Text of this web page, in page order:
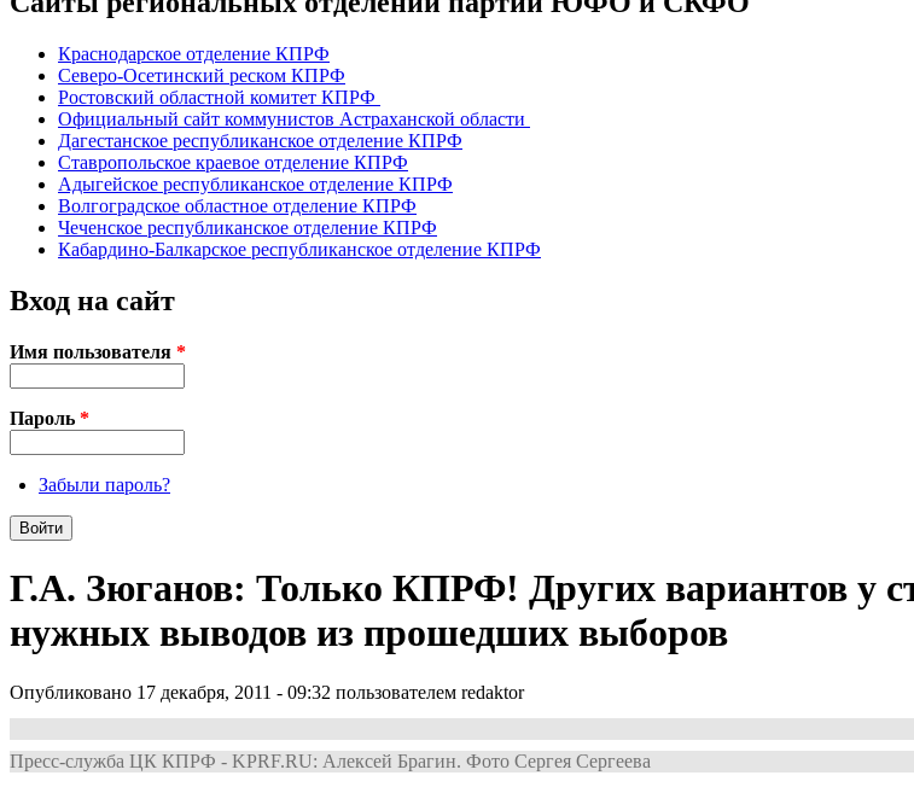
Краснодарское отделение КПРФ
Северо-Осетинский реском КПРФ
Ростовский областной комитет КПРФ
Официальный сайт коммунистов Астраханской области
Дагестанское республиканское отделение КПРФ
Ставропольское краевое отделение КПРФ
Адыгейское республиканское отделение КПРФ
Волгоградское областное отделение КПРФ
Чеченское республиканское отделение КПРФ
Кабардино-Балкарское республиканское отделение КПРФ
Вход на сайт
Имя пользователя *
Пароль *
Забыли пароль?
Г.А. Зюганов: Только КПРФ! Других вариантов у
нужных выводов из прошедших выборов
Опубликовано 17 декабря, 2011 - 09:32 пользователем redaktor
Пресс-служба ЦК КПРФ - KPRF.RU: Алексей Брагин. Фото Сергея Сергеева